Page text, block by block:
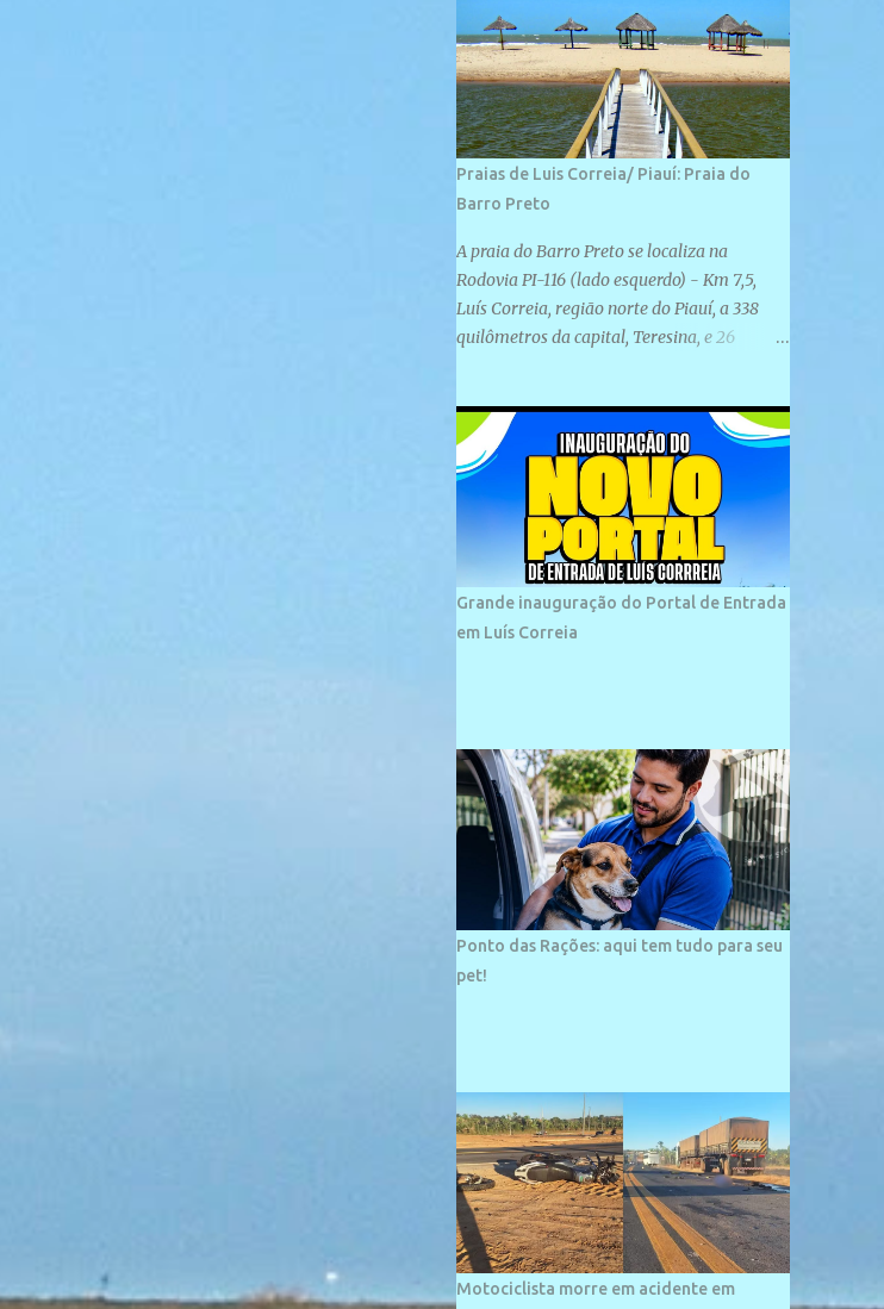
localizada na Rua São José, 98 Barrinha -
Cajueiro da Praia.
Praias de Luis Correia/ Piauí: Praia do
Barro Preto
A praia do Barro Preto se localiza na
Rodovia PI-116 (lado esquerdo) - Km 7,5,
Luís Correia, região norte do Piauí, a 338
quilômetros da capital, Teresina, e 26
plana e retilínea na maior parte de sua
extensão, chegando a mais ou menos a 1,5
km de paisagens exuberantes. Possui ondas
suaves devido ao extensivo molhe de pedras
que não chegam a 2 metros de altura, não
apresentando dunas em seu espaço
geográfico. Não se sabe ao certo porque a
praia leva esse nome, e muitas das suas
vizinhos. O bairro onde se localiza a praia é
palco de amplos investimentos e projetos
grandiosos como hotéis, pousadas e
residências de veraneio de grande porte. O
maior empreendimento fixado nessa área é
o SESC Praia, inaugurado em 12 de julho de
1996. Com arquitetura moderna,...
Grande inauguração do Portal de Entrada
em Luís Correia
Ponto das Rações: aqui tem tudo para seu
pet!
Motociclista morre em acidente em